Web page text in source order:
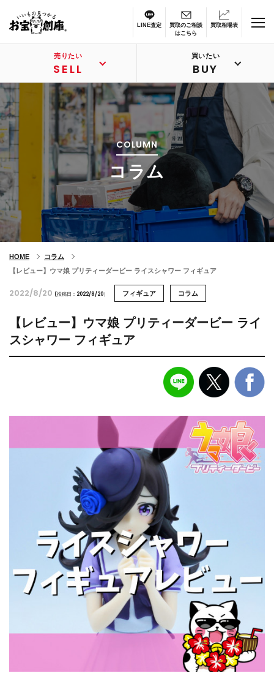
LINE査定
買取のご相談
はこちら
買取相場表
売りたい
SELL
買いたい
BUY
COLUMN
コラム
HOME
コラム
【レビュー】ウマ娘 プリティーダービー ライスシャワー フィギュア
2022/8/20 (投稿日：2022/8/20） フィギュア コラム
【レビュー】ウマ娘 プリティーダービー ライ
スシャワー フィギュア